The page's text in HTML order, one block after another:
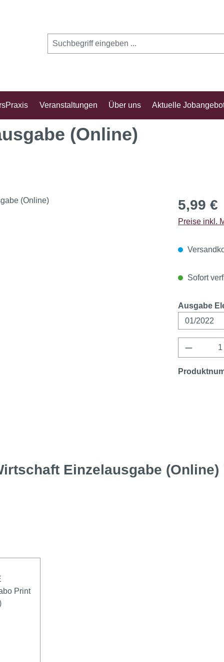
Veranstaltungen Über uns Aktuelle
(Online)
Regulärer
5,99 €
Preise inkl.
Sofort
Ausgabe
Einzelausgabe (Online)